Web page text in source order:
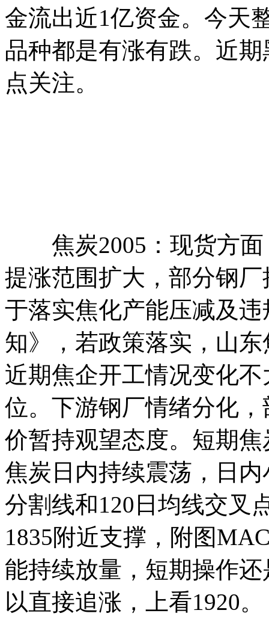
金流出近1亿资金。今天
品种都是有涨有跌。近
点关注。
焦炭2005：现货方面
提涨范围扩大，部分钢
于落实焦化产能压减及
知》，若政策落实，山
近期焦企开工情况变化
位。下游钢厂情绪分化
价暂持观望态度。短期
焦炭日内持续震荡，日
分割线和120日均线交叉
1835附近支撑，附图
能持续放量，短期操作
以直接追涨，上看1920。